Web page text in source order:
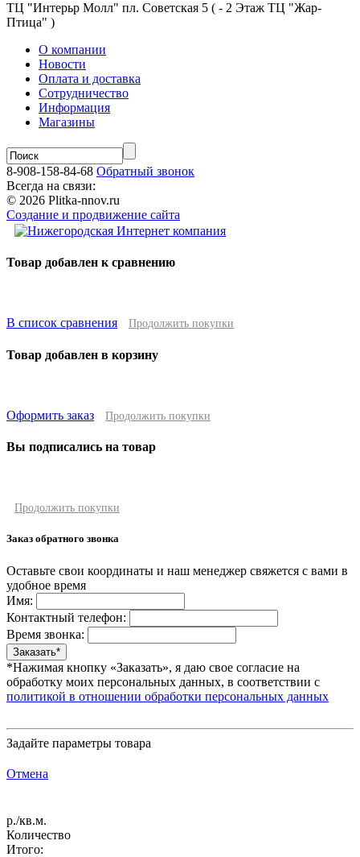
ТЦ "Интерьр Молл" пл. Советская 5 ( - 2 Этаж ТЦ "Жар-
Птица" )
О компании
Новости
Оплата и доставка
Сотрудничество
Информация
Магазины
8-908-158-84-68 Обратный звонок
Всегда на связи:
© 2026 Plitka-nnov.ru
Создание и продвижение сайта
Товар добавлен к сравнению
В список сравнения Продолжить покупки
Товар добавлен в корзину
Оформить заказ Продолжить покупки
Вы подписались на товар
Продолжить покупки
Заказ обратного звонка
Оставьте свои координаты и наш менеджер свяжется с вами в
удобное время
Имя:
Контактный телефон:
Время звонка:
*Нажимая кнопку «Заказать», я даю свое согласие на
обработку моих персональных данных, в соответствии с
политикой в отношении обработки персональных данных
Задайте параметры товара
Отмена
р./кв.м.
Количество
Итого: